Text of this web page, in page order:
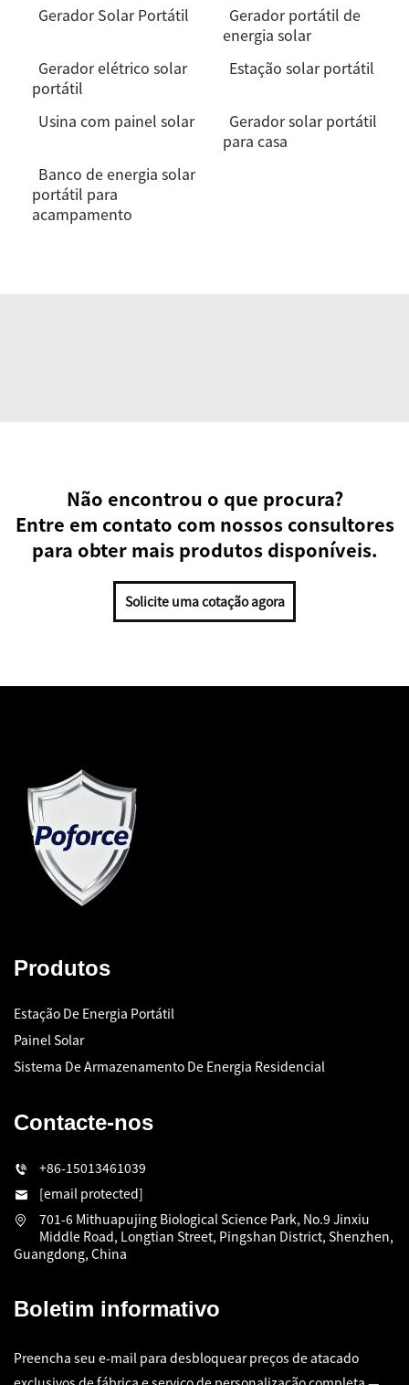
Gerador Solar Portátil
Gerador portátil de
energia solar
Gerador elétrico solar
portátil
Estação solar portátil
Usina com painel solar
Gerador solar portátil
para casa
Banco de energia solar
portátil para
acampamento
Não encontrou o que procura?
Entre em contato com nossos consultores
para obter mais produtos disponíveis.
Solicite uma cotação agora
Produtos
Estação De Energia Portátil
Painel Solar
Sistema De Armazenamento De Energia Residencial
Contacte-nos
+86-15013461039
[email protected]
701-6 Mithuapujing Biological Science Park, No.9 Jinxiu
Middle Road, Longtian Street, Pingshan District, Shenzhen,
Guangdong, China
Boletim informativo
Preencha seu e-mail para desbloquear preços de atacado